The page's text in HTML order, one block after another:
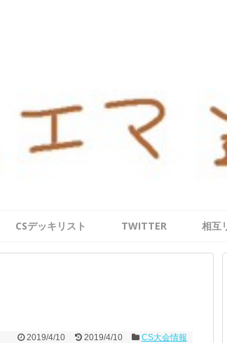
CSデッキリスト TWITTER 相互
2019/4/10 2019/4/10 CS大会情報